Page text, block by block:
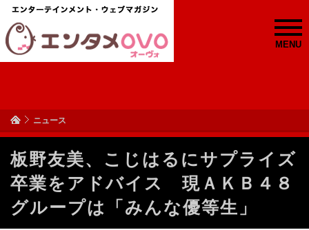
MENU
ニュース
板野友美、こじはるにサプライズ
卒業をアドバイス 現ＡＫＢ４８
グループは「みんな優等生」